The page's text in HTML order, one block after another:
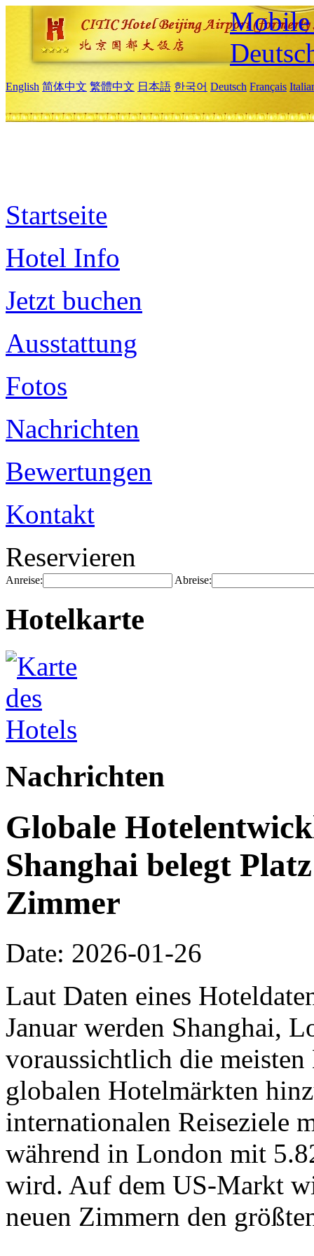
Mobile
English 简体中文 繁體中文 日本語 한국어 Deutsch Français
Startseite
Hotel Info
Jetzt buchen
Ausstattung
Fotos
Nachrichten
Bewertungen
Kontakt
Reservieren
Anreise: Abreise:
Hotelkarte
Nachrichten
Globale
Shanghai belegt
Zimmer
Date: 2026-01-26
Laut Daten eines
Januar werden Shanghai,
voraussichtlich die
globalen Hotelmärkten
internationalen Reiseziele
während in London mit
wird. Auf dem US-Markt
neuen Zimmern den